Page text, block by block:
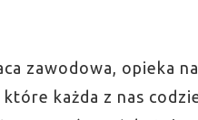
zawodowa, opieka
każda z nas